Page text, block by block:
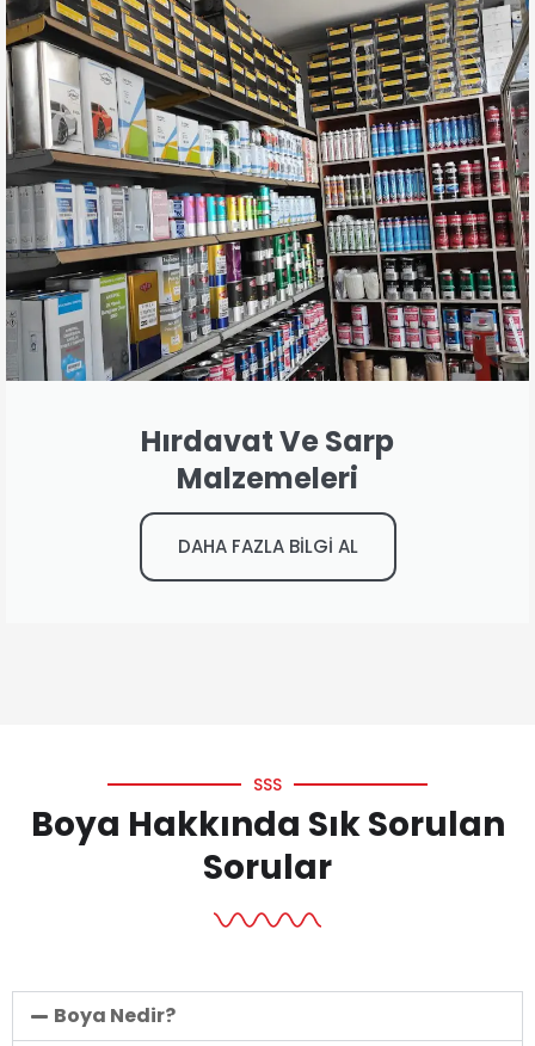
Hırdavat Ve Sarp
Malzemeleri
DAHA FAZLA BİLGİ AL
SSS
Boya Hakkında Sık Sorulan
Sorular
Boya Nedir?